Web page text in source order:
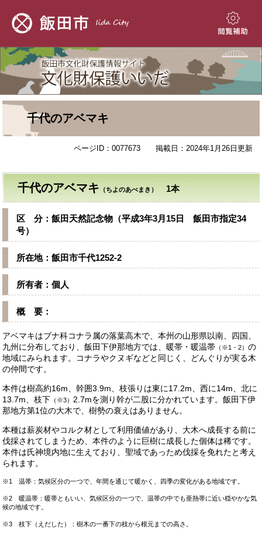
先
頭
を
飛
て
閲
補
助
本
千代のアベマキ
ページID：0077673 掲載日：2024年1月26日更新
千代のアベマキ （ちよのあべまき） 1本
区 分：飯田天然記念物（平成3年3月15日 飯田市指定34
号）
所在地：飯田市千代1252-2
所有者：個人
概 要：
アベマキはブナ科コナラ属の落葉高木で、本州の山形県以南、四国、
九州に分布しており、飯田下伊那地方では、暖帯・暖温帯 （※1・2）の
地域にみられます。コナラやクヌギなどと同じく、どんぐりが実る木
の仲間です。
本件は樹高約16m、幹囲3.9m、枝張りは東に17.2m、西に14m、北に
13.7m、枝下 （※3） 2.7mを測り幹が二股に分かれています。飯田下伊
那地方第1位の大木で、樹勢の衰えはありません。
本種は薪炭材やコルク材として利用価値があり、大木へ成長する前に
伐採されてしまうため、本件のように巨樹に成長した個体は稀です。
本件は氏神境内地に生えており、聖域であっため伐採を免れたと考え
られます。
※1 温帯：気候区分の一つで、年間を通じて暖かく、四季の変化がある地域です。
※2 暖温帯：暖帯ともいい、気候区分の一つで、温帯の中でも亜熱帯に近い穏やかな気
候の地域です。
※3 枝下（えだした）：樹木の一番下の枝から根元までの高さ。